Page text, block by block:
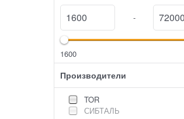
-
1600
Производители
TOR
СИБТАЛЬ